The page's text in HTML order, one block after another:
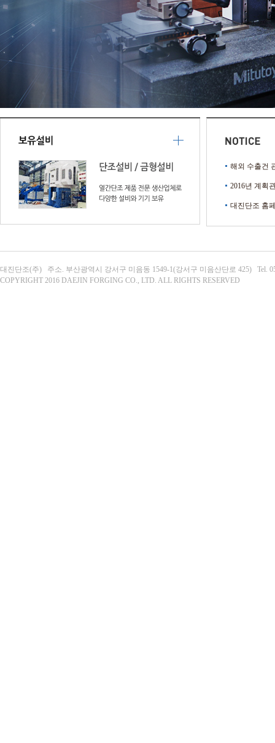
해외 수출건
2016년 계획
대진단조 홈
대진단조(주) 주소. 부산광역시 강서구 미음동 1549-1(강서구 미음산단로 425) Tel.
COPYRIGHT 2016 DAEJIN FORGING CO., LTD. ALL RIGHTS RESERVED